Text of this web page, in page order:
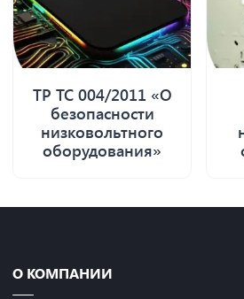
ТР ТС 004/2011 «О
безопасности
низковольтного
оборудования»
О КОМПАНИИ